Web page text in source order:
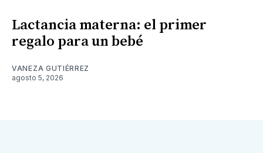
Lactancia materna: el primer
regalo para un bebé
VANEZA GUTIÉRREZ
agosto 5, 2026